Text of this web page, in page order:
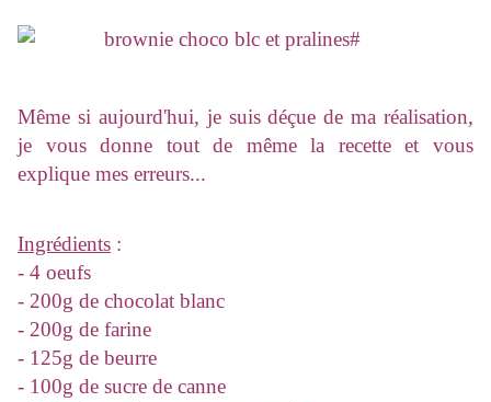
Même si aujourd'hui, je suis déçue de ma réalisation,
je vous donne tout de même la recette et vous
explique mes erreurs...
Ingrédients :
- 4 oeufs
- 200g de chocolat blanc
- 200g de farine
- 125g de beurre
- 100g de sucre de canne